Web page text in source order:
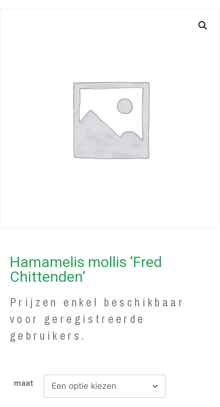
Hamamelis mollis ‘Fred
Chittenden’
Prijzen enkel beschikbaar
voor geregistreerde
gebruikers.
maat